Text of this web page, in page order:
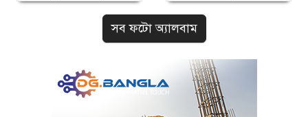
সব ফটো অ্যালবাম